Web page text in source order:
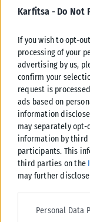
Karfitsa - Do Not
If you wish to opt-
processing of your
advertising by us,
confirm your
request is
ads based on
information
may separately
information by third
participants. This
third parties on the
may further
Please note that
services and may
Personal Data
ΠΟΛΙΤΙΚΉ
“Σπιτάκια